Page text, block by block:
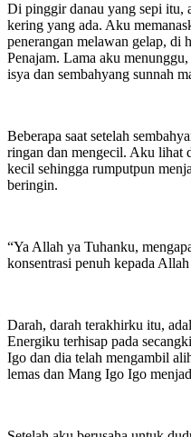
Di pinggir danau yang sepi itu,
kering yang ada. Aku
penerangan melawan gelap, di
Penajam. Lama aku
isya dan sembahyang sunnah
Beberapa saat setelah
ringan dan mengecil. Aku lihat
kecil sehingga rumputpun
beringin.
“Ya Allah ya Tuhanku,
konsentrasi penuh kepada
Darah, darah terakhirku itu,
Energiku terhisap pada
Igo dan dia telah mengambil
lemas dan Mang Igo Igo